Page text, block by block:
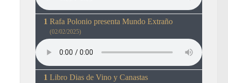
Rafa Polonio presenta Mundo Extraño
(02/02/2025)
Libro Dias de Vino y Canastas